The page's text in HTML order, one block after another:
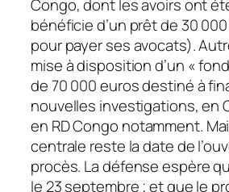
Congo, dont les avoirs ont
bénéficie d’un prêt de 30
pour payer ses avocats).
mise à disposition d’un «
de 70 000 euros destiné à
nouvelles investigations, en
en RD Congo notamment.
centrale reste la date de
procès. La défense espère
le 23 septembre ; et que le